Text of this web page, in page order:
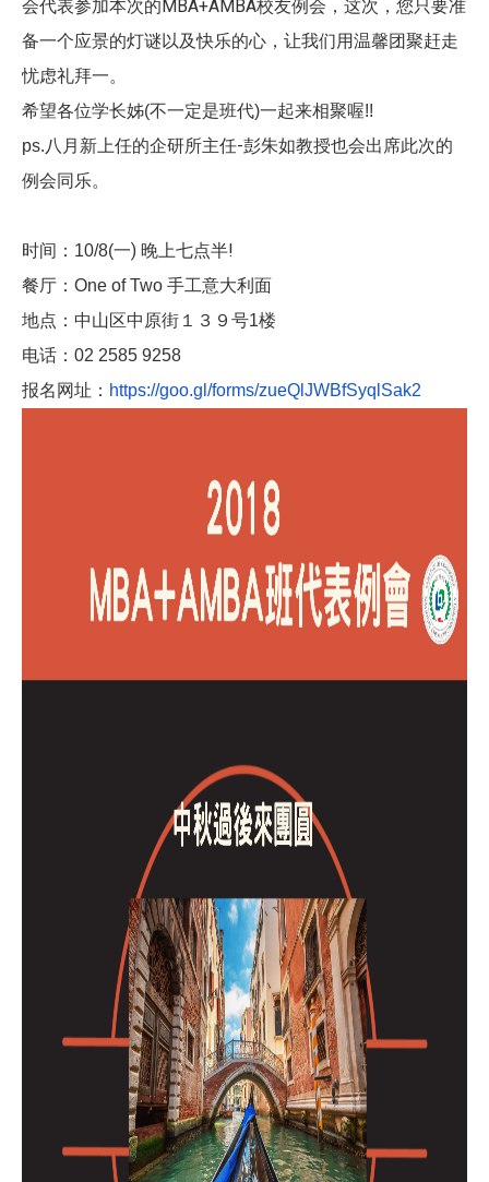
会代表参加本次的MBA+AMBA校友例会，这次， 您只要准
备一个应景的灯谜以及快乐的心，让我们用温馨团聚赶走
忧虑礼拜一。
希望各位学长姊(不一定是班代)一起来相聚喔!!
ps.八月新上任的企研所主任-彭朱如教授也会出席此次的
例会同乐。
时间：10/8(一) 晚上七点半!
餐厅：One of Two 手工意大利面
地点：中山区中原街１３９号1楼
电话：02 2585 9258
报名网址： https://goo.gl/forms/zueQ lJWBfSyqlSak2